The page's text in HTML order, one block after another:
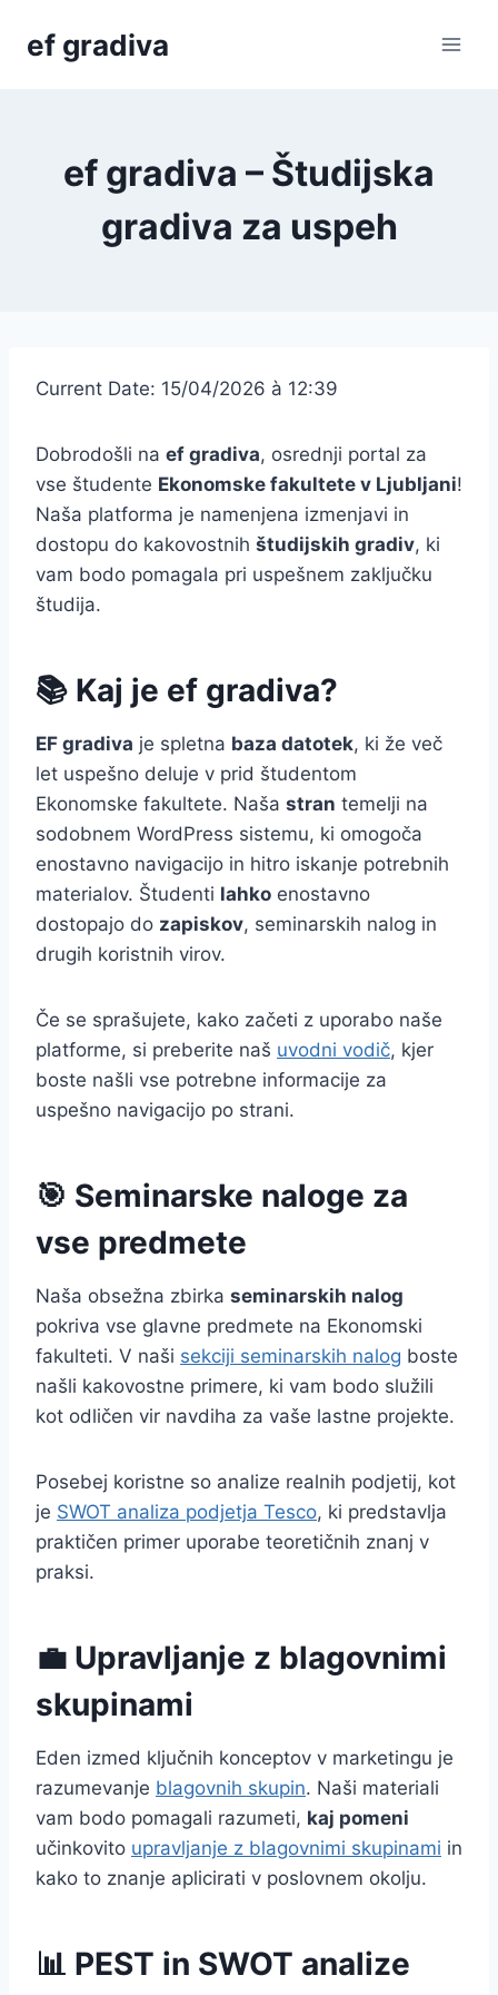
ef gradiva
ef gradiva – Študijska
gradiva za uspeh
Current Date: 15/04/2026 à 12:39
Dobrodošli na ef gradiva, osrednji portal za
vse študente Ekonomske fakultete v Ljubljani!
Naša platforma je namenjena izmenjavi in
dostopu do kakovostnih študijskih gradiv, ki
vam bodo pomagala pri uspešnem zaključku
študija.
📚 Kaj je ef gradiva?
EF gradiva je spletna baza datotek, ki že več
let uspešno deluje v prid študentom
Ekonomske fakultete. Naša stran temelji na
sodobnem WordPress sistemu, ki omogoča
enostavno navigacijo in hitro iskanje potrebnih
materialov. Študenti lahko enostavno
dostopajo do zapiskov, seminarskih nalog in
drugih koristnih virov.
Če se sprašujete, kako začeti z uporabo naše
platforme, si preberite naš uvodni vodič, kjer
boste našli vse potrebne informacije za
uspešno navigacijo po strani.
🎯 Seminarske naloge za
vse predmete
Naša obsežna zbirka seminarskih nalog
pokriva vse glavne predmete na Ekonomski
fakulteti. V naši sekciji seminarskih nalog boste
našli kakovostne primere, ki vam bodo služili
kot odličen vir navdiha za vaše lastne projekte.
Posebej koristne so analize realnih podjetij, kot
je SWOT analiza podjetja Tesco, ki predstavlja
praktičen primer uporabe teoretičnih znanj v
praksi.
💼 Upravljanje z blagovnimi
skupinami
Eden izmed ključnih konceptov v marketingu je
razumevanje blagovnih skupin. Naši materiali
vam bodo pomagali razumeti, kaj pomeni
učinkovito upravljanje z blagovnimi skupinami in
kako to znanje aplicirati v poslovnem okolju.
📊 PEST in SWOT analize